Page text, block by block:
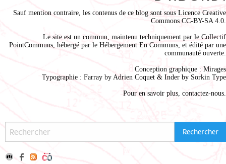
Sauf mention contraire, les contenus de ce blog sont sous Licence Creative
Commons CC-BY-SA 4.0
Le site est un commun, maintenu techniquement par le Collectif
PointCommuns , hébergé par le Hébergement En Communs , et édité par une
communauté ouverte.
Conception graphique : Mirages
Typographie : Farray by Adrien Coquet & Inder by Sorkin Type
Pour en savoir plus, contactez-nous